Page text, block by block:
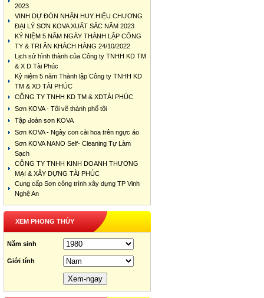
2023
VINH DỰ ĐÓN NHẬN HUY HIỆU CHƯƠNG
ĐẠI LÝ SƠN KOVA XUẤT SẮC NĂM 2023
KỶ NIỆM 5 NĂM NGÀY THÀNH LẬP CÔNG
TY & TRI ÂN KHÁCH HÀNG 24/10/2022
Lịch sử hình thành của Công ty TNHH KD TM
& X D Tài Phúc
Kỷ niệm 5 năm Thành lập Công ty TNHH KD
TM & XD TÀI PHÚC
CÔNG TY TNHH KD TM & XDTÀI PHÚC
Sơn KOVA - Tôi vẽ thành phố tôi
Tập đoàn sơn KOVA
Sơn KOVA - Ngày con cài hoa trên ngực áo
Sơn KOVA NANO Self- Cleaning Tự Làm
Sạch
CÔNG TY TNHH KINH DOANH THƯƠNG
MẠI & XÂY DỰNG TÀI PHÚC
Cung cấp Sơn công trình xây dựng TP Vinh
Nghệ An
XEM PHONG THỦY
Năm sinh
Giới tính